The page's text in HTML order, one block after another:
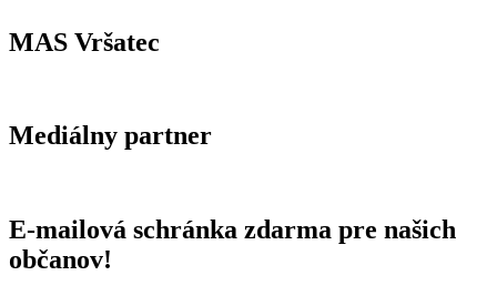
MAS Vršatec
Mediálny partner
E-mailová schránka zdarma pre našich
občanov!